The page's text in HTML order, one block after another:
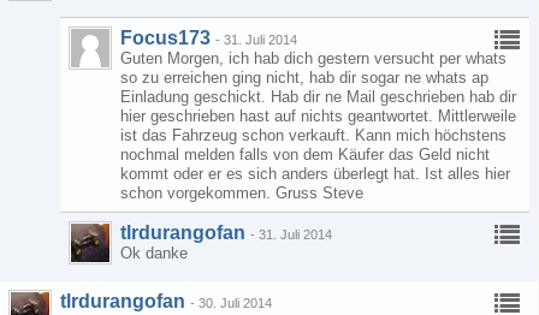
Focus173 - 31. Juli 2014
Guten Morgen, ich hab dich gestern versucht per whats
so zu erreichen ging nicht, hab dir sogar ne whats ap
Einladung geschickt. Hab dir ne Mail geschrieben hab dir
hier geschrieben hast auf nichts geantwortet. Mittlerweile
ist das Fahrzeug schon verkauft. Kann mich höchstens
nochmal melden falls von dem Käufer das Geld nicht
kommt oder er es sich anders überlegt hat. Ist alles hier
schon vorgekommen. Gruss Steve
tlrdurangofan - 31. Juli 2014
Ok danke
tlrdurangofan - 30. Juli 2014